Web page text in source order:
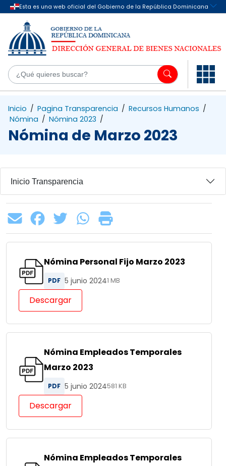
Saltar al contenido principal
Inicio / Pagina Transparencia / Recursos Humanos /
Nómina / Nómina 2023 /
Nómina de Marzo 2023
Inicio Transparencia
Nómina Personal Fijo Marzo 2023
PDF 5 junio 20241 MB
Descargar
Nómina Empleados Temporales
Marzo 2023
PDF 5 junio 2024581 KB
Descargar
Nómina Empleados Temporales